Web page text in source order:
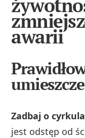
awarii
Zadbaj o
jest odstęp od